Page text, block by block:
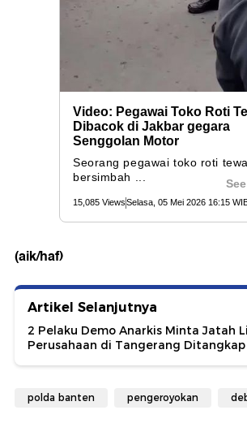
(aik/haf)
Artikel Selanjutnya
2 Pelaku Demo Anarkis Minta Jatah
Perusahaan di Tangerang Ditangkap
polda banten pengeroyokan